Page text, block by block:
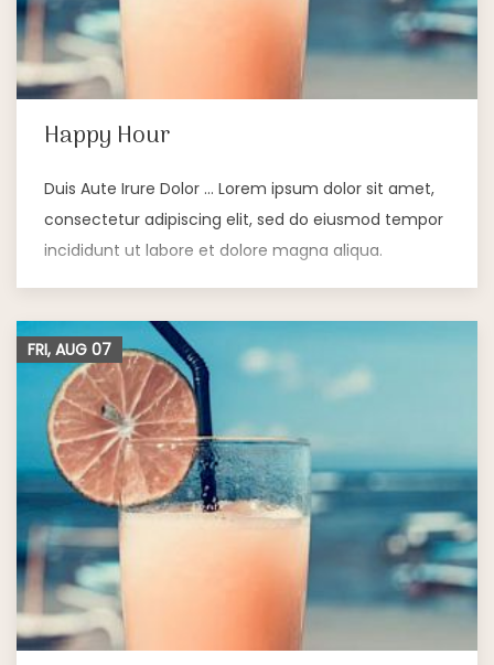
Happy Hour
Duis Aute Irure Dolor … Lorem ipsum dolor sit amet,
consectetur adipiscing elit, sed do eiusmod tempor
incididunt ut labore et dolore magna aliqua.
FRI, AUG 07